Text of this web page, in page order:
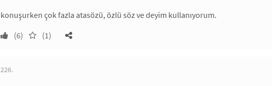
konuşurken çok fazla atasözü, özlü söz ve deyim kullanıyorum.
(6)
(1)
226.